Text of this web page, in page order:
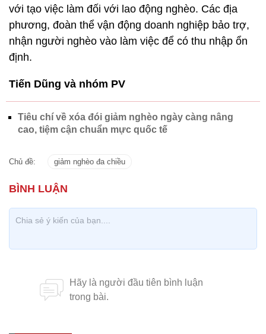
với tạo việc làm đối với lao động nghèo. Các địa
phương, đoàn thể vận động doanh nghiệp bảo trợ,
nhận người nghèo vào làm việc để có thu nhập ổn
định.
Tiến Dũng và nhóm PV
Tiêu chí về xóa đói giảm nghèo ngày càng nâng
cao, tiệm cận chuẩn mực quốc tế
Chủ đề: giảm nghèo đa chiều